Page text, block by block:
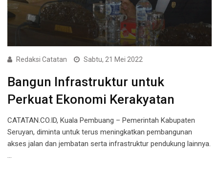
Redaksi Catatan Sabtu, 21 Mei 2022
Bangun Infrastruktur untuk
Perkuat Ekonomi Kerakyatan
CATATAN.CO.ID, Kuala Pembuang – Pemerintah Kabupaten
Seruyan, diminta untuk terus meningkatkan pembangunan
akses jalan dan jembatan serta infrastruktur pendukung lainnya.